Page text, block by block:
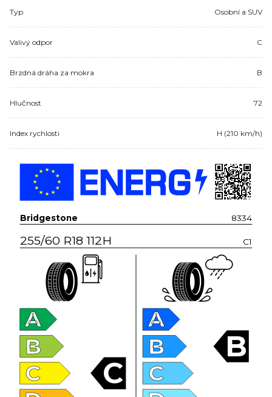
Typ Osobní a SUV
Valivý odpor C
Brzdná dráha za mokra B
Hlučnost 72
Index rychlosti H (210 km/h)
Bridgestone 8334
255/60 R18 112H C1
A
B
C
C
A
B
C
B